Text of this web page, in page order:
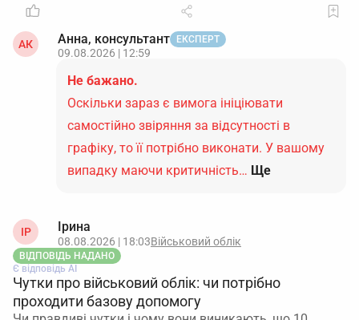
АК Анна, консультант ЕКСПЕРТ
09.08.2026 | 12:59
Не бажано.
Оскільки зараз є вимога ініціювати
самостійно звіряння за відсутності в
графіку, то її потрібно виконати. У вашому
випадку маючи критичність… Ще
ІР Ірина
08.08.2026 | 18:03Військовий облік
ВІДПОВІДЬ НАДАНО
Є відповідь АІ
Чутки про військовий облік: чи потрібно
проходити базову допомогу